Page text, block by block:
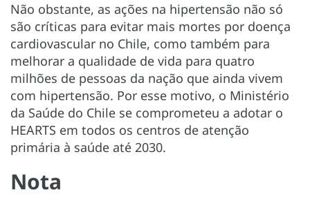
Não obstante, as ações na hipertensão não só
são críticas para evitar mais mortes por doença
cardiovascular no Chile, como também para
melhorar a qualidade de vida para quatro
milhões de pessoas da nação que ainda vivem
com hipertensão. Por esse motivo, o Ministério
da Saúde do Chile se comprometeu a adotar o
HEARTS em todos os centros de atenção
primária à saúde até 2030.
Nota